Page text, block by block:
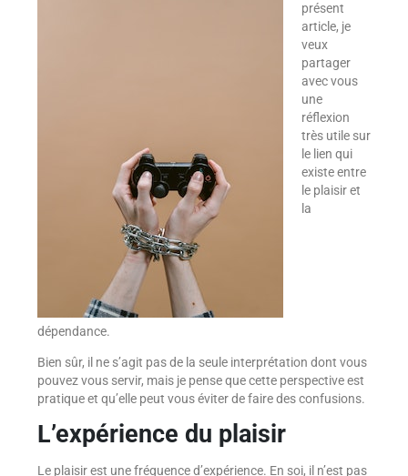
présent
article, je
veux
partager
avec vous
une
réflexion
très utile sur
le lien qui
existe entre
le plaisir et
la
dépendance.
Bien sûr, il ne s’agit pas de la seule interprétation dont vous
pouvez vous servir, mais je pense que cette perspective est
pratique et qu’elle peut vous éviter de faire des confusions.
L’expérience du plaisir
Le plaisir est une fréquence d’expérience. En soi, il n’est pas